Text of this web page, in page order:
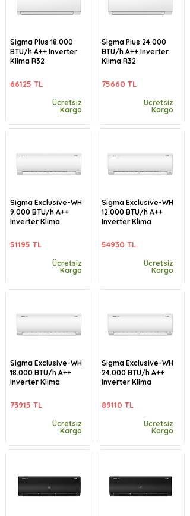
Sigma Plus 18.000
BTU/h A++ Inverter
Klima R32
66125 TL
Ücretsiz
Kargo
Sigma Exclusive-WH
9.000 BTU/h A++
Inverter Klima
51195 TL
Ücretsiz
Kargo
Sigma Exclusive-WH
18.000 BTU/h A++
Inverter Klima
73915 TL
Ücretsiz
Kargo
Sigma Plus 24.000
BTU/h A++ Inverter
Klima R32
75660 TL
Ücretsiz
Kargo
Sigma Exclusive-WH
12.000 BTU/h A++
Inverter Klima
54930 TL
Ücretsiz
Kargo
Sigma Exclusive-WH
24.000 BTU/h A++
Inverter Klima
89110 TL
Ücretsiz
Kargo